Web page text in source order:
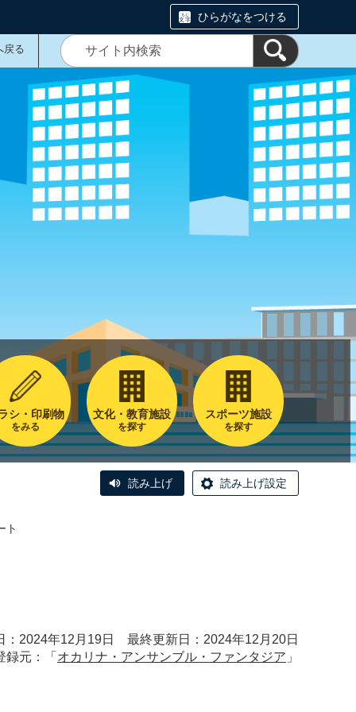
ひらがなをつける
戻る
シ・印刷物
をみる
文化・教育施設
を探す
スポーツ施設
を探す
読み上げ 読み上げ設定
ト
：2024年12月19日 最終更新日：2024年12月20日
録元：「 オカリナ・アンサンブル・ファンタジア 」